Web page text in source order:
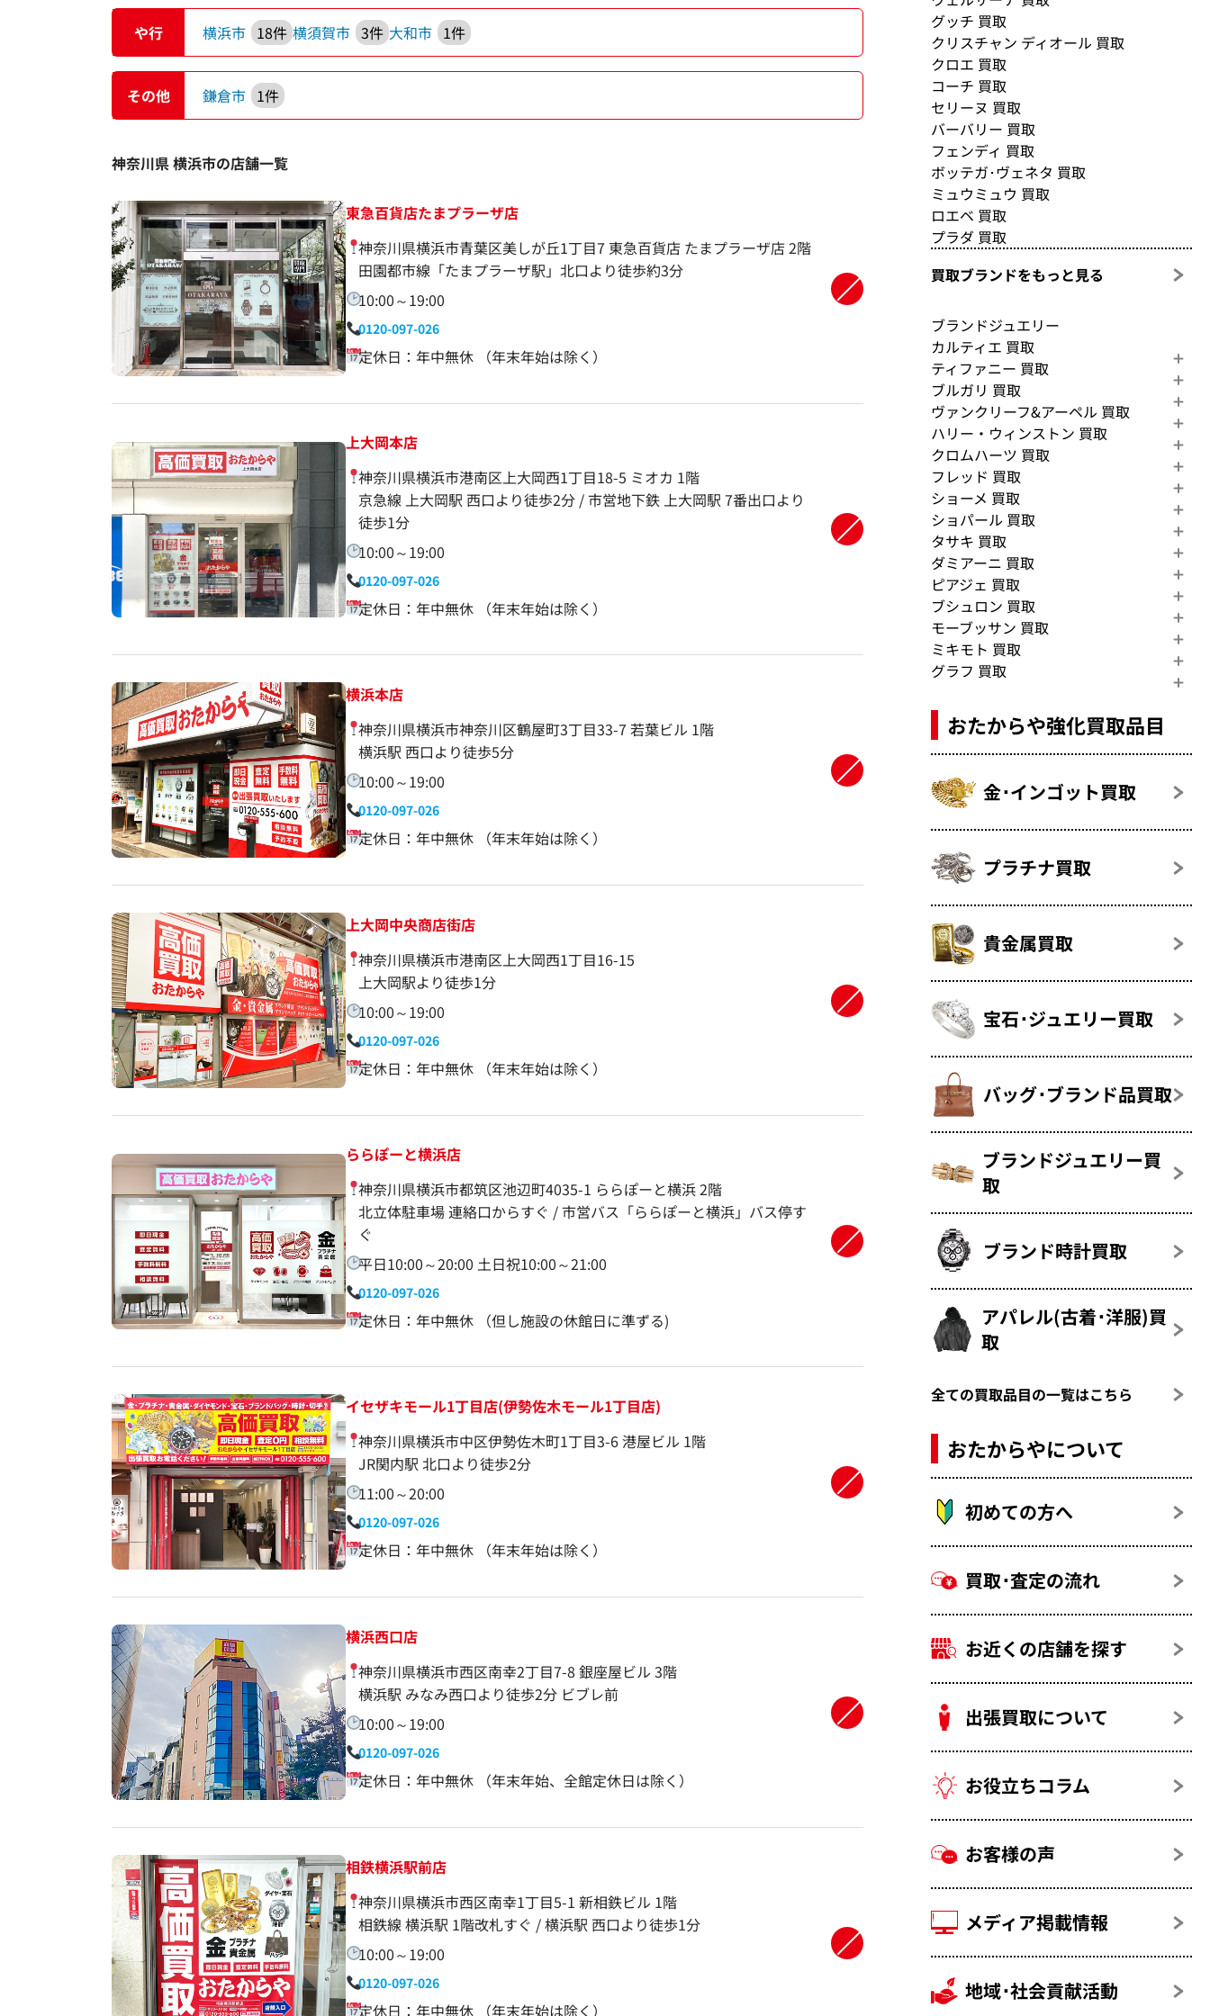
や行 横浜市 18件 横須賀市 3件 大和市 1件
その他 鎌倉市 1件
神奈川県 横浜市の店舗一覧
東急百貨店たまプラーザ店
神奈川県横浜市青葉区美しが丘1丁目7 東急百貨店 たまプラーザ店 2階
田園都市線「たまプラーザ駅」北口より徒歩約3分
10:00～19:00
0120-097-026
定休日：年中無休 （年末年始は除く）
上大岡本店
神奈川県横浜市港南区上大岡西1丁目18-5 ミオカ 1階
京急線 上大岡駅 西口より徒歩2分 / 市営地下鉄 上大岡駅 7番出口より
徒歩1分
10:00～19:00
0120-097-026
定休日：年中無休 （年末年始は除く）
横浜本店
神奈川県横浜市神奈川区鶴屋町3丁目33-7 若葉ビル 1階
横浜駅 西口より徒歩5分
10:00～19:00
0120-097-026
定休日：年中無休 （年末年始は除く）
上大岡中央商店街店
神奈川県横浜市港南区上大岡西1丁目16-15
上大岡駅より徒歩1分
10:00～19:00
0120-097-026
定休日：年中無休 （年末年始は除く）
ららぽーと横浜店
神奈川県横浜市都筑区池辺町4035-1 ららぽーと横浜 2階
北立体駐車場 連絡口からすぐ / 市営バス「ららぽーと横浜」バス停す
ぐ
平日10:00～20:00 土日祝10:00～21:00
0120-097-026
定休日：年中無休 （但し施設の休館日に準ずる)
イセザキモール1丁目店(伊勢佐木モール1丁目店)
神奈川県横浜市中区伊勢佐木町1丁目3-6 港屋ビル 1階
JR関内駅 北口より徒歩2分
11:00～20:00
0120-097-026
定休日：年中無休 （年末年始は除く）
横浜西口店
神奈川県横浜市西区南幸2丁目7-8 銀座屋ビル 3階
横浜駅 みなみ西口より徒歩2分 ビブレ前
10:00～19:00
0120-097-026
定休日：年中無休 （年末年始、全館定休日は除く）
相鉄横浜駅前店
神奈川県横浜市西区南幸1丁目5-1 新相鉄ビル 1階
相鉄線 横浜駅 1階改札すぐ / 横浜駅 西口より徒歩1分
10:00～19:00
0120-097-026
定休日：年中無休 （年末年始は除く）
グッチ 買取
クリスチャン ディオール 買取
クロエ 買取
コーチ 買取
セリーヌ 買取
バーバリー 買取
フェンディ 買取
ボッテガ･ヴェネタ 買取
ミュウミュウ 買取
ロエベ 買取
プラダ 買取
買取ブランドをもっと見る
ブランドジュエリー
カルティエ 買取
ティファニー 買取
ブルガリ 買取
ヴァンクリーフ&アーペル 買取
ハリー・ウィンストン 買取
クロムハーツ 買取
フレッド 買取
ショーメ 買取
ショパール 買取
タサキ 買取
ダミアーニ 買取
ピアジェ 買取
ブシュロン 買取
モーブッサン 買取
ミキモト 買取
グラフ 買取
おたからや強化買取品目
金･インゴット買取
プラチナ買取
貴金属買取
宝石･ジュエリー買取
バッグ･ブランド品買取
ブランドジュエリー買
取
ブランド時計買取
アパレル(古着･洋服)買
取
全ての買取品目の一覧はこちら
おたからやについて
初めての方へ
買取･査定の流れ
お近くの店舗を探す
出張買取について
お役立ちコラム
お客様の声
メディア掲載情報
地域･社会貢献活動